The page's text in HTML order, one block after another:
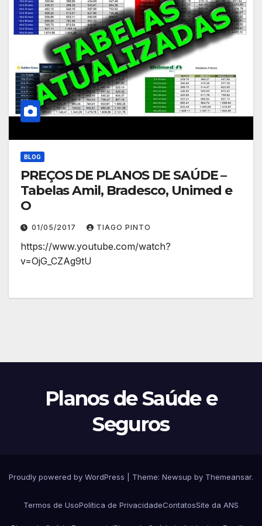
BLOG
PREÇOS DE PLANOS DE SAÚDE –
Tabelas Amil, Bradesco, Unimed e
O
01/05/2017 TIAGO PINTO
https://www.youtube.com/watch?
v=OjG_CZAg9tU
Planos de Saúde e
Seguros
Proudly powered by WordPress Theme: Newsup by Themeansar.
Termos de UsoPolítica de PrivacidadeContatosSite da ANS